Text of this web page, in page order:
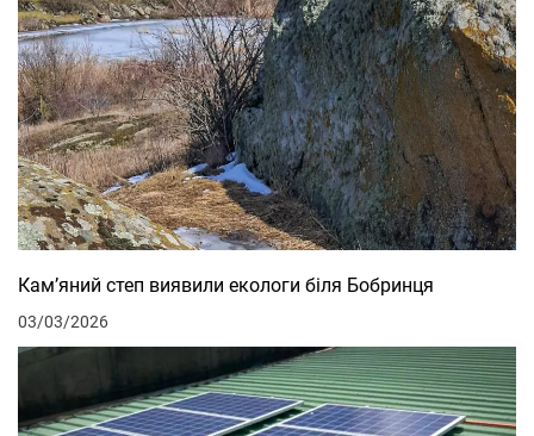
Кам’яний степ виявили екологи біля Бобринця
03/03/2026